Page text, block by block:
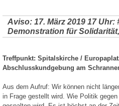
Aviso: 17. März 2019 17
Demonstration für
Treffpunkt: Spitalskirche /
Abschlusskundgebung am
Aus dem Aufruf: Wir können nicht
in Frage gestellt wird. Wie Politik